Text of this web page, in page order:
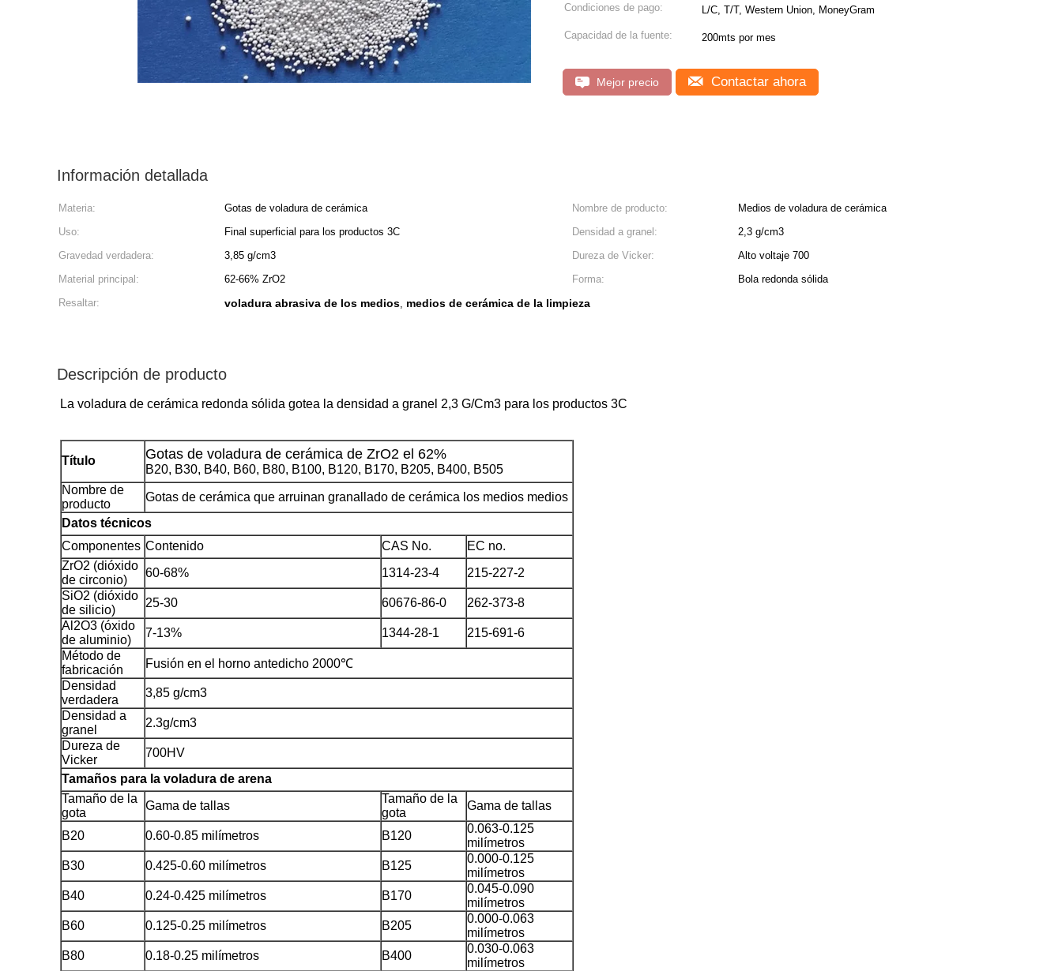
Condiciones de pago: L/C, T/T, Western Union, MoneyGram
Capacidad de la fuente: 200mts por mes
Mejor precio Contactar ahora
Información detallada
Materia: Gotas de voladura de cerámica Nombre de producto:
Medios de voladura de cerámica
Uso:
Final superficial para los productos 3C Densidad a granel:
2,3 g/cm3
Gravedad verdadera:
3,85 g/cm3 Dureza de Vicker:
Alto voltaje 700
Material principal:
62-66% ZrO2 Forma:
Bola redonda sólida
Resaltar:
voladura abrasiva de los medios, medios de cerámica de la limpieza
Descripción de producto
La voladura de cerámica redonda sólida gotea la densidad a granel 2,3 G/Cm3 para los productos 3C
Título Gotas de voladura de cerámica de ZrO2 el 62%
B20, B30, B40, B60, B80, B100, B120, B170, B205, B400, B505
Nombre de
producto
Gotas de cerámica que arruinan granallado de cerámica los medios medios
Datos técnicos
Componentes Contenido CAS No.
EC no.
ZrO2 (dióxido
de circonio)
60-68% 1314-23-4
215-227-2
SiO2 (dióxido
de silicio)
25-30 60676-86-0
262-373-8
Al2O3 (óxido
de aluminio)
7-13% 1344-28-1
215-691-6
Método de
fabricación
Fusión en el horno antedicho 2000℃
Densidad
verdadera
3,85 g/cm3
Densidad a
granel
2.3g/cm3
Dureza de
Vicker
700HV
Tamaños para la voladura de arena
Tamaño de la
gota
Gama de tallas
Tamaño de la
gota
Gama de tallas
B20 0.60-0.85 milímetros B120
0.063-0.125
milímetros
B30
0.425-0.60 milímetros B125
0.000-0.125
milímetros
B40
0.24-0.425 milímetros B170
0.045-0.090
milímetros
B60
0.125-0.25 milímetros B205
0.000-0.063
milímetros
B80
0.18-0.25 milímetros B400
0.030-0.063
milímetros